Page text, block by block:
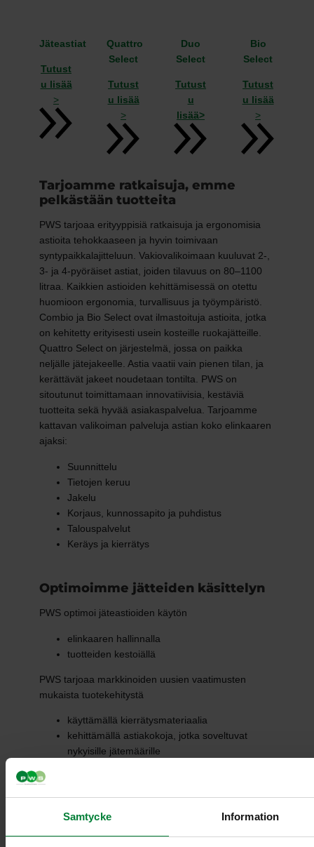
Samtycke Information
Jäteastiat
Tutust
u lisää
>
Quattro
Select
Tutust
u lisää
>
Duo
Select
Tutust
u
lisää>
Bio
Select
Tutust
u lisää
>
Tarjoamme ratkaisuja, emme
pelkästään tuotteita
PWS tarjoaa erityyppisiä ratkaisuja ja ergonomisia
astioita tehokkaaseen ja hyvin toimivaan
syntypaikkalajitteluun. Vakiovalikoimaan kuuluvat 2-,
3- ja 4-pyöräiset astiat, joiden tilavuus on 80–1100
litraa. Kaikkien astioiden kehittämisessä on otettu
huomioon ergonomia, turvallisuus ja työympäristö.
Combio ja Bio Select ovat ilmastoituja astioita, jotka
on kehitetty erityisesti usein kosteille ruokajätteille.
Quattro Select on järjestelmä, jossa on paikka
neljälle jätejakeelle. Astia vaatii vain pienen tilan, ja
kerättävät jakeet noudetaan tontilta. PWS on
sitoutunut toimittamaan innovatiivisia, kestäviä
tuotteita sekä hyvää asiakaspalvelua. Tarjoamme
kattavan valikoiman palveluja astian koko elinkaaren
ajaksi:
Suunnittelu
Tietojen keruu
Jakelu
Korjaus, kunnossapito ja puhdistus
Talouspalvelut
Keräys ja kierrätys
Optimoimme jätteiden käsittelyn
PWS optimoi jäteastioiden käytön
elinkaaren hallinnalla
tuotteiden kestoiällä
PWS tarjoaa markkinoiden uusien vaatimusten
mukaista tuotekehitystä
käyttämällä kierrätysmateriaalia
kehittämällä astiakokoja, jotka soveltuvat
nykyisille jätemäärille
auttamalla asiakkaita täyttämään kestävän
kehityksen tavoitteensa